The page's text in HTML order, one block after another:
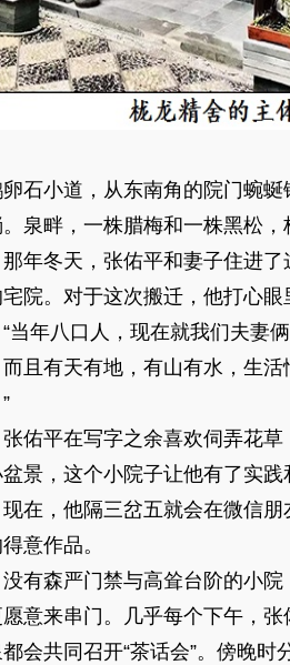
石小道，从东南角的院门蜿
泉畔，一株腊梅和一株黑松
冬天，张佑平和妻子住进了
院。对于这次搬迁，他打心眼
当年八口人，现在就我们夫妻
且有天有地，有山有水，生活
平在写字之余喜欢伺弄花草
景，这个小院子让他有了实践
在，他隔三岔五就会在微信朋
意作品。
森严门禁与高耸台阶的小院
意来串门。几乎每个下午，张
都会共同召开“茶话会”。傍晚时